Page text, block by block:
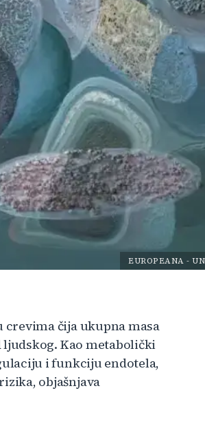
EUROPEANA -
čija ukupna masa
Kao metabolički
i funkciju endotela,
objašnjava